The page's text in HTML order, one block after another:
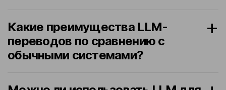
Какие преимущества LLM-
переводов по сравнению с
обычными системами?